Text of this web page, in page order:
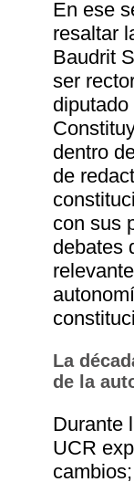
En ese
resaltar
Baudrit
ser
dentro
de
con sus
debates
La
de la
Durante
UCR